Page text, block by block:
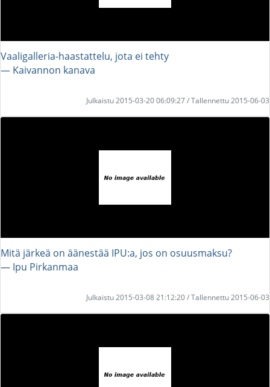
Vaaligalleria-haastattelu, jota ei tehty
― Kaivannon kanava
Julkaistu 2015-03-20 06:09:27 / Tallennettu 2015-06-03
Mitä järkeä on äänestää IPU:a, jos on osuusmaksu?
― Ipu Pirkanmaa
Julkaistu 2015-03-08 21:12:20 / Tallennettu 2015-06-03